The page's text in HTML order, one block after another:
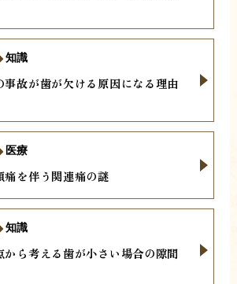
事故が歯が欠ける原因になる理由
知識
痛を伴う関連痛の謎
医療
から考える歯が小さい場合の隙間
知識